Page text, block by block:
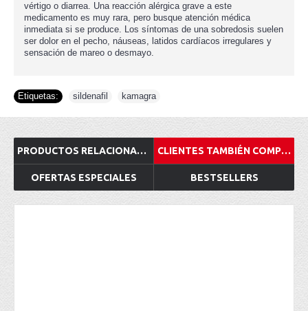
vértigo o diarrea. Una reacción alérgica grave a este
medicamento es muy rara, pero busque atención médica
inmediata si se produce. Los síntomas de una sobredosis suelen
ser dolor en el pecho, náuseas, latidos cardíacos irregulares y
sensación de mareo o desmayo.
Etiquetas: sildenafil kamagra
PRODUCTOS RELACIONADOS CLIENTES TAMBIÉN COMPRADOS
OFERTAS ESPECIALES BESTSELLERS